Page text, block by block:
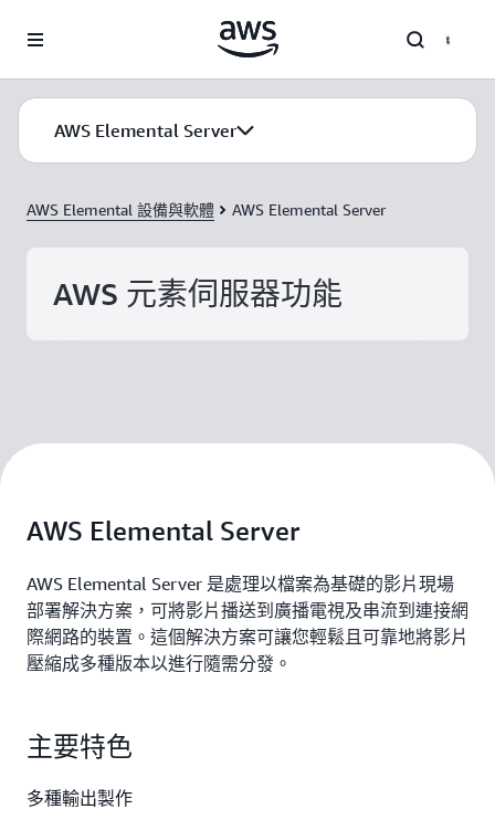
AWS Elemental Server
AWS Elemental 設備與軟體 AWS Elemental Server
AWS 元素伺服器功能
AWS Elemental Server
AWS Elemental Server 是處理以檔案為基礎的影片現場
部署解決方案，可將影片播送到廣播電視及串流到連接網
際網路的裝置。這個解決方案可讓您輕鬆且可靠地將影片
壓縮成多種版本以進行隨需分發。
主要特色
多種輸出製作